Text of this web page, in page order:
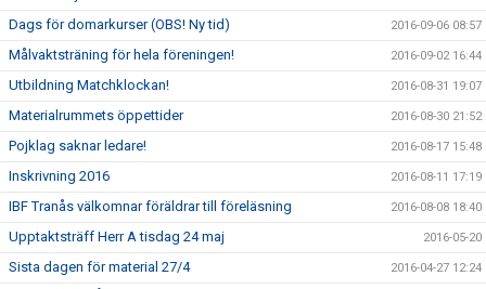
Dags för domarkurser (OBS! Ny tid) 2016-09-06 08:57
Målvaktsträning för hela föreningen! 2016-09-02 16:44
Utbildning Matchklockan! 2016-08-31 19:07
Materialrummets öppettider 2016-08-30 21:52
Pojklag saknar ledare! 2016-08-17 15:48
Inskrivning 2016 2016-08-11 17:19
IBF Tranås välkomnar föräldrar till föreläsning 2016-08-08 18:40
Upptaktsträff Herr A tisdag 24 maj 2016-05-20
Sista dagen för material 27/4 2016-04-27 12:24